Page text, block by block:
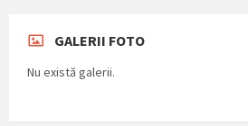
GALERII FOTO
Nu există galerii.